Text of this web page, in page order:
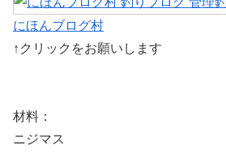
にほんブログ村
↑クリックをお願いします
材料：
ニジマス